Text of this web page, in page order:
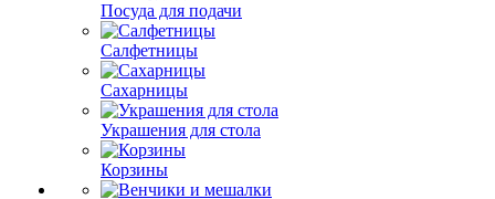
Посуда для подачи
Салфетницы
Сахарницы
Украшения для стола
Корзины